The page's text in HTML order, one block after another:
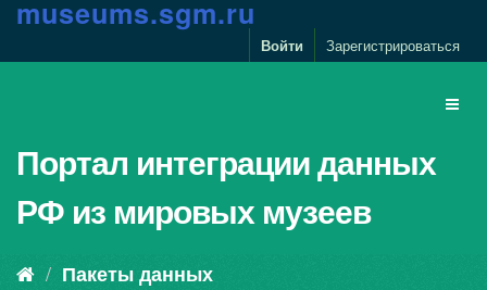
museums.sgm.ru
Войти Зарегистрироваться
Портал интеграции данных
РФ из мировых музеев
Пакеты данных